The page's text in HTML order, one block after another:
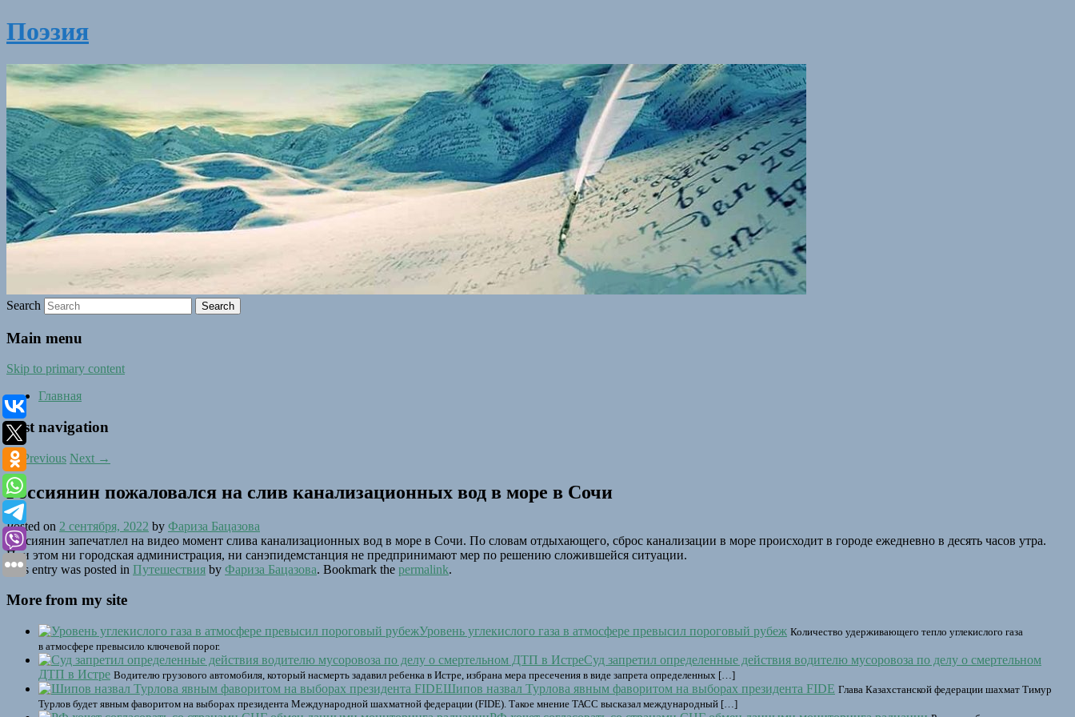
Поэзия
Search
Main menu
Skip to primary content
Главная
Post navigation
←Previous Next →
Россиянин пожаловался на слив канализационных вод в море в Сочи
Posted on 2 сентября, 2022 by Фариза Бацазова
Россиянин запечатлел на видео момент слива канализационных вод в море в Сочи. По словам отдыхающего, сброс канализации в море происходит в городе ежедневно в десять часов утра.
При этом ни городская администрация, ни санэпидемстанция не предпринимают мер по решению сложившейся ситуации.
This entry was posted in Путешествия by Фариза Бацазова. Bookmark the permalink.
More from my site
Уровень углекислого газа в атмосфере превысил пороговый рубеж Количество удерживающего тепло углекислого газа
в атмосфере превысило ключевой порог.
Суд запретил определенные действия водителю мусоровоза по делу о смертельном
ДТП в Истре Водителю грузового автомобиля, который насмерть задавил ребенка в Истре, избрана мера пресечения в виде запрета определенных […]
Шипов назвал Турлова явным фаворитом на выборах президента FIDE Глава Казахстанской федерации шахмат Тимур
Турлов будет явным фаворитом на выборах президента Международной шахматной федерации (FIDE). Такое мнение ТАСС высказал международный […]